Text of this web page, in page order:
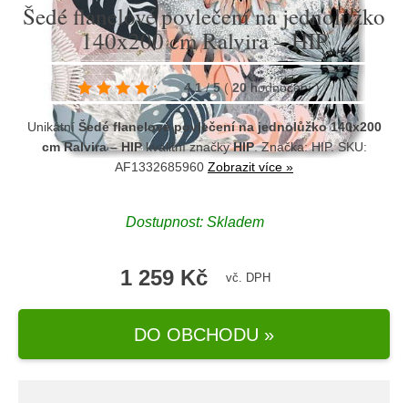
Šedé flanelové povlečení na jednolůžko
140x200 cm Ralvira – HIP
4.1 / 5 ( 20 hodnocení)
Unikátní Šedé flanelové povlečení na jednolůžko 140x200
cm Ralvira – HIPkvalitní značkyHIP. Značka:HIP. SKU:
AF1332685960 Zobrazit více »
Dostupnost: Skladem
1 259 Kč vč. DPH
DO OBCHODU »